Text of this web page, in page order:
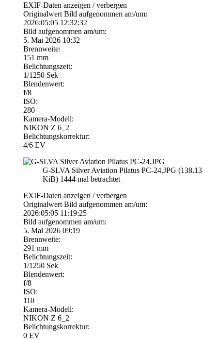
EXIF-Daten anzeigen / verbergen
Originalwert Bild aufgenommen am/um:
2026:05:05 12:32:32
Bild aufgenommen am/um:
5. Mai 2026 10:32
Brennweite:
151 mm
Belichtungszeit:
1/1250 Sek
Blendenwert:
f/8
ISO:
280
Kamera-Modell:
NIKON Z 6_2
Belichtungskorrektur:
4/6 EV
G-SLVA Silver Aviation Pilatus PC-24.JPG (138.13
KiB) 1444 mal betrachtet
EXIF-Daten anzeigen / verbergen
Originalwert Bild aufgenommen am/um:
2026:05:05 11:19:25
Bild aufgenommen am/um:
5. Mai 2026 09:19
Brennweite:
291 mm
Belichtungszeit:
1/1250 Sek
Blendenwert:
f/8
ISO:
110
Kamera-Modell:
NIKON Z 6_2
Belichtungskorrektur:
0 EV